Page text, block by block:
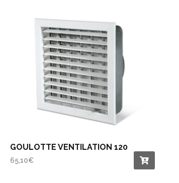
GOULOTTE VENTILATION 120
65,10€